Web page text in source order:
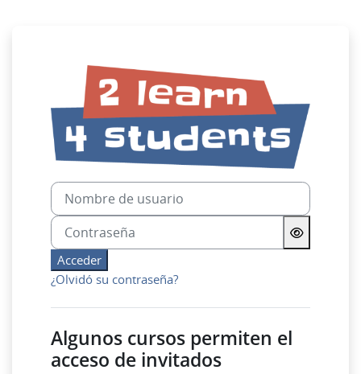
Entrar a 2learn4students
Nombre de usuario
Contraseña
Acceder
¿Olvidó su contraseña?
Algunos cursos permiten el
acceso de invitados